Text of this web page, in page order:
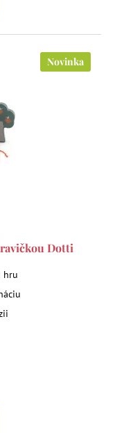
Novinka
Dotti
hru